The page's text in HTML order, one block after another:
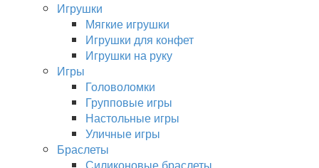
Игрушки
Мягкие игрушки
Игрушки для конфет
Игрушки на руку
Игры
Головоломки
Групповые игры
Настольные игры
Уличные игры
Браслеты